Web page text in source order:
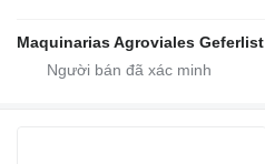
Maquinarias Agroviales Geferlist